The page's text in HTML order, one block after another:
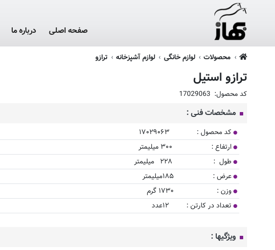
صفحه اصلی درباره ما
محصولات لوازم خانگی لوازم آشپزخانه ترازو
ترازو استیل
کد محصول: 17029063
مشخصات فنی :
کد محصول : ۱۷۰۲۹۰۶۳
ارتفاع : ۳۰۰ میلیمتر
طول : ۲۲۸ میلیمتر
عرض : ۱۸۵میلیمتر
وزن : ۱۷۳۰ گرم
تعداد در کارتن : ۱۲عدد
ویژگیها :